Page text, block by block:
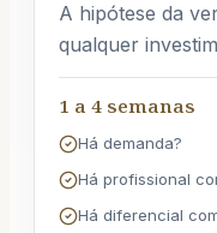
A hipótese da
qualquer
1 a 4 semanas
Há demanda?
Há profissional
Há diferencial